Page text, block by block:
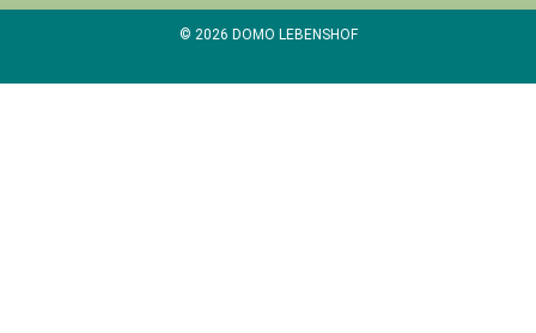
© 2026 DOMO LEBENSHOF